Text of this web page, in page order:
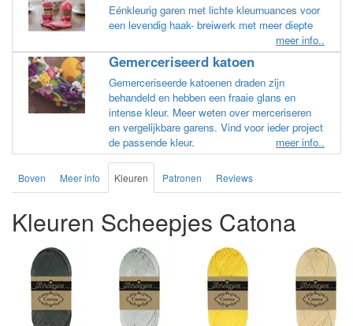
Eénkleurig garen met lichte kleurnuances voor
een levendig haak- breiwerk met meer diepte
meer info..
Gemerceriseerd katoen
Gemerceriseerde katoenen draden zijn
behandeld en hebben een fraaie glans en
intense kleur. Meer weten over merceriseren
en vergelijkbare garens. Vind voor ieder project
de passende kleur.
meer info..
Boven Meer info Kleuren Patronen Reviews
Kleuren Scheepjes Catona